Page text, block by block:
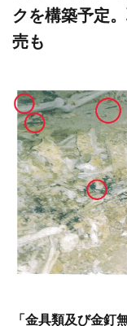
クを構築予定
売も
「金具類及び金釘